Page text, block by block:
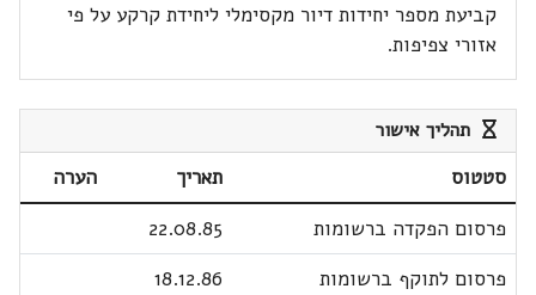
קביעת מספר יחידות דיור מקסימלי ליחידת קרקע על פי
אזורי צפיפות.
תהליך אישור
סטטוס תאריך
הערה
פרסום הפקדה ברשומות
22.08.85
פרסום לתוקף ברשומות
18.12.86